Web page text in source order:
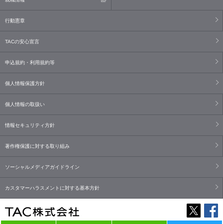
行動憲章
TACの安心宣言
申込規約・利用規約等
個人情報保護方針
個人情報の取扱い
情報セキュリティ方針
著作権保護に対する取り組み
ソーシャルメディアガイドライン
カスタマーハラスメントに対する基本方針